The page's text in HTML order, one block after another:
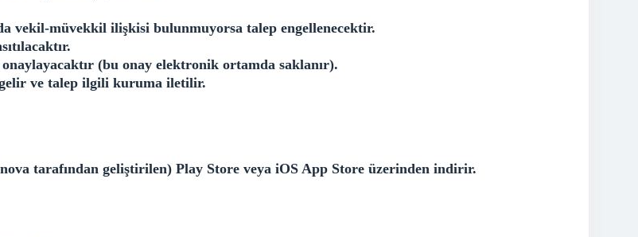
vekil-müvekkil ilişkisi bulunmuyorsa talep engellenecektir.
(bu onay elektronik ortamda saklanır).
ve talep ilgili kuruma iletilir.
tarafından geliştirilen) Play Store veya iOS App Store üzerinden indirir.